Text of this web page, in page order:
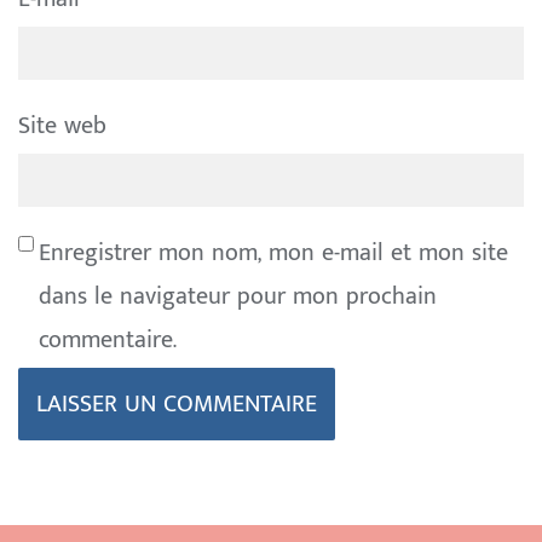
Site web
Enregistrer mon nom, mon e-mail et mon site
dans le navigateur pour mon prochain
commentaire.